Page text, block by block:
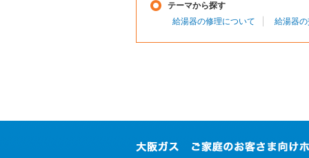
テーマから探す
給湯器の修理について
給湯器